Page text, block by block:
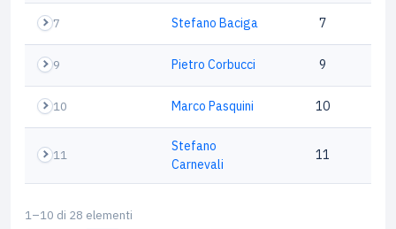
7 Stefano Baciga 7
9 Pietro Corbucci 9
10 Marco Pasquini 10
11
Stefano
Carnevali
11
1–10 di 28 elementi